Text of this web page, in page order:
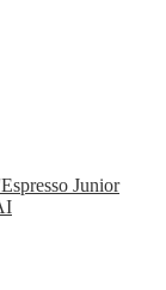
Junior